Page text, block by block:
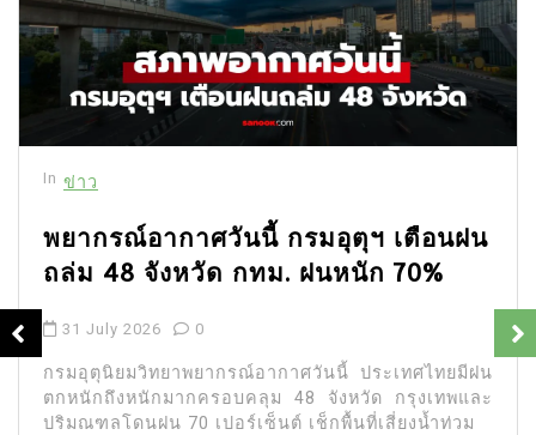
In ข่าว
พยากรณ์อากาศวันนี้ กรมอุตุฯ เตือนฝน
ถล่ม 48 จังหวัด กทม. ฝนหนัก 70%
31 July 2026 0
กรมอุตุนิยมวิทยาพยากรณ์อากาศวันนี้ ประเทศไทยมีฝน
ตกหนักถึงหนักมากครอบคลุม 48 จังหวัด กรุงเทพและ
ปริมณฑลโดนฝน 70 เปอร์เซ็นต์ เช็กพื้นที่เสี่ยงน้ำท่วม